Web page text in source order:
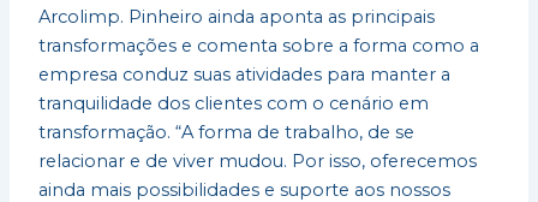
Arcolimp. Pinheiro ainda aponta as principais
transformações e comenta sobre a forma como a
empresa conduz suas atividades para manter a
tranquilidade dos clientes com o cenário em
transformação. “A forma de trabalho, de se
relacionar e de viver mudou. Por isso, oferecemos
ainda mais possibilidades e suporte aos nossos